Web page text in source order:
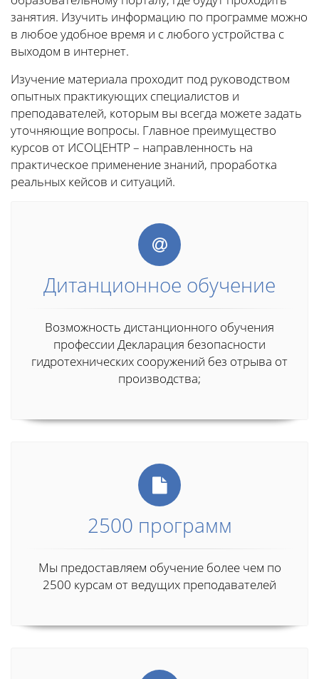
занятия. Изучить информацию по программе можно
в любое удобное время и с любого устройства с
выходом в интернет.
Изучение материала проходит под руководством
опытных практикующих специалистов и
преподавателей, которым вы всегда можете задать
уточняющие вопросы. Главное преимущество
курсов от ИСОЦЕНТР – направленность на
практическое применение знаний, проработка
реальных кейсов и ситуаций.
Дитанционное обучение
Возможность дистанционного обучения
профессии Декларация безопасности
гидротехнических сооружений без отрыва от
производства;
2500 программ
Мы предоставляем обучение более чем по
2500 курсам от ведущих преподавателей